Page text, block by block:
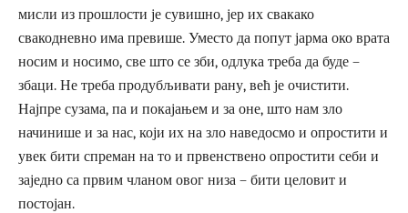
мисли из прошлости је сувишно, јер их свакако
свакодневно има превише. Уместо да попут јарма око врата
носим и носимо, све што се зби, одлука треба да буде –
збаци. Не треба продубљивати рану, већ је очистити.
Најпре сузама, па и покајањем и за оне, што нам зло
начинише и за нас, који их на зло наведосмо и опростити и
увек бити спреман на то и првенствено опростити себи и
заједно са првим чланом овог низа – бити целовит и
постојан.